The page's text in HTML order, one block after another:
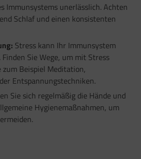
Immunsystems unerlässlich. Achten
Schlaf und einen konsistenten
Stress kann Ihr Immunsystem
Sie Wege, um mit Stress
Beispiel Meditation,
Entspannungstechniken.
Sie sich regelmäßig die Hände und
Hygienemaßnahmen, um